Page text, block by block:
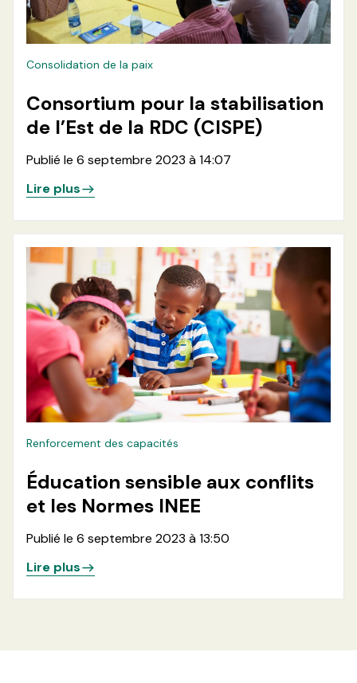
Consolidation de la paix
Consortium pour la stabilisation
de l’Est de la RDC (CISPE)
Publié le 6 septembre 2023 à 14:07
Lire plus
Renforcement des capacités
Éducation sensible aux conflits
et les Normes INEE
Publié le 6 septembre 2023 à 13:50
Lire plus